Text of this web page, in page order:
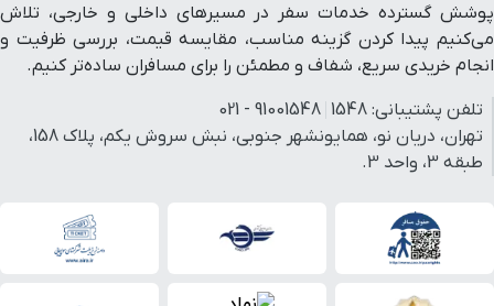
پوشش گسترده خدمات سفر در مسیرهای داخلی و خارجی، تلاش
می‌کنیم پیدا کردن گزینه مناسب، مقایسه قیمت، بررسی ظرفیت و
انجام خریدی سریع، شفاف و مطمئن را برای مسافران ساده‌تر کنیم.
تلفن پشتیبانی: 1548
91001548 - 021
تهران، دریان نو، همایونشهر جنوبی، نبش سروش یکم، پلاک 158،
طبقه 3، واحد 3.